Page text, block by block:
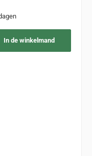
In de winkelmand